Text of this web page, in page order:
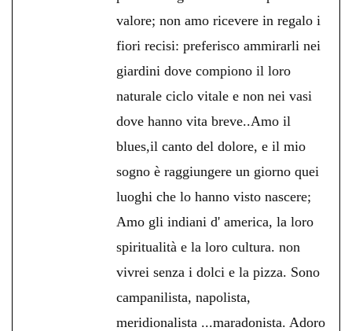
valore; non amo ricevere in regalo i
fiori recisi: preferisco ammirarli nei
giardini dove compiono il loro
naturale ciclo vitale e non nei vasi
dove hanno vita breve..Amo il
blues,il canto del dolore, e il mio
sogno è raggiungere un giorno quei
luoghi che lo hanno visto nascere;
Amo gli indiani d' america, la loro
spiritualità e la loro cultura. non
vivrei senza i dolci e la pizza. Sono
campanilista, napolista,
meridionalista ...maradonista. Adoro